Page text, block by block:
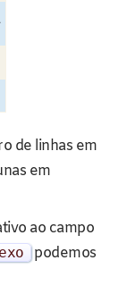
de linhas em
em
ao campo
podemos